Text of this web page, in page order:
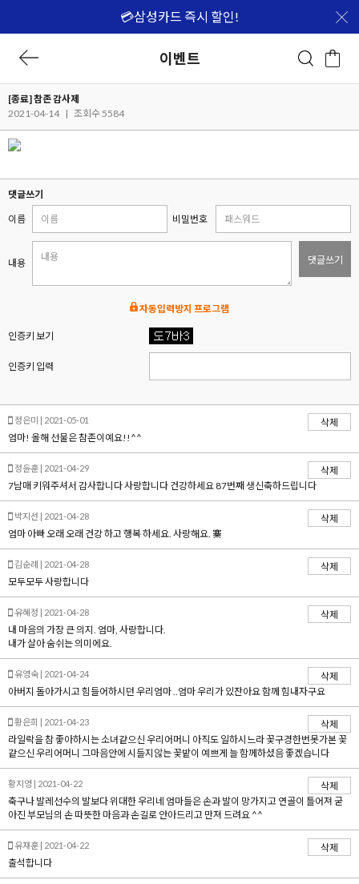
💳삼성카드 즉시 할인!
이벤트
[종료] 참존 감사제
2021-04-14 | 조회수 5584
댓글쓰기
이름 비밀번호
내용 댓글쓰기
자동입력방지 프로그램
인증키 보기
인증키 입력
정은미 | 2021-05-01
삭제
엄마! 올해 선물은 참존이예요!!^^
정윤훈 | 2021-04-29
삭제
7남매 키워주셔서 감사합니다 사랑합니다 건강하세요 87번째 생신축하드립니다
박지선 | 2021-04-28
삭제
엄마 아빠 오래 오래 건강 하고 행복 하세요. 사랑해요. 寨
김순례 | 2021-04-28
삭제
모두모두 사랑합니다
유혜정 | 2021-04-28
삭제
내 마음의 가장 큰 의지. 엄마, 사랑합니다.
내가 살아 숨쉬는 의미에요.
유영숙 | 2021-04-24
삭제
아버지 돌아가시고 힘들어하시던 우리엄마 ..엄마 우리가 있잔아요 함께 힘내자구요
황은희 | 2021-04-23
삭제
라일락을 참 좋아하시는 소녀같으신 우리어머니 아직도 일하시느라 꽃구경한번못가본 꽃
같으신 우리어머니 그마음안에 시들지않는 꽃밭이 예쁘게 늘 함께하셨음 좋겠습니다
황지영 | 2021-04-22
삭제
축구나 발레선수의 발보다 위대한 우리네 엄마들은 손과 발이 망가지고 연골이 틀어져 굳
아진 부모님의 손 따뜻한 마음과 손길로 안아드리고 만져 드려요 ^^
유재훈 | 2021-04-22
삭제
출석합니다